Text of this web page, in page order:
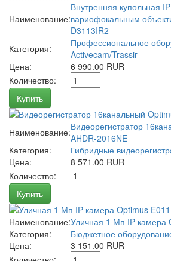
Наименование:
Внутренняя купольная
вариофокальным
D3113IR2
Категория:
Профессиональное
Activecam/Trassir
Цена:
6 990.00 RUR
Количество:
Купить
Наименование:Видеорегистратор
AHDR-2016NE
Категория:
Гибридные
Цена:
8 571.00 RUR
Количество:
Купить
Наименование:Уличная 1 Мп IP-камера
Категория:
Бюджетное
Цена:
3 151.00 RUR